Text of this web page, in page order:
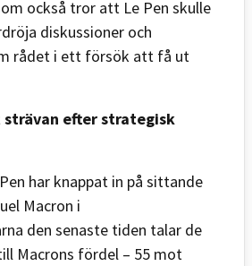
också tror att Le Pen skulle
diskussioner och
rådet i ett försök att få ut
efter strategisk
har knappat in på sittande
Macron i
den senaste tiden talar de
Macrons fördel – 55 mot